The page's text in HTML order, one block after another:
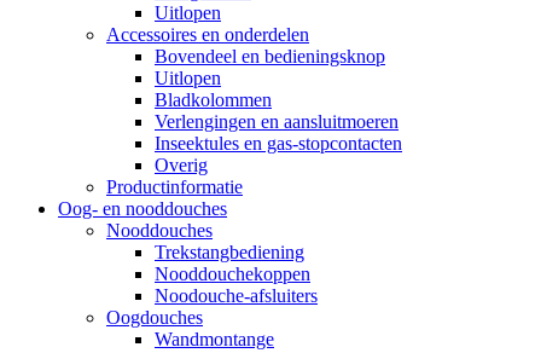
Uitlopen
Accessoires en onderdelen
Bovendeel en bedieningsknop
Uitlopen
Bladkolommen
Verlengingen en aansluitmoeren
Inseektules en gas-stopcontacten
Overig
Productinformatie
Oog- en nooddouches
Nooddouches
Trekstangbediening
Nooddouchekoppen
Noodouche-afsluiters
Oogdouches
Wandmontange